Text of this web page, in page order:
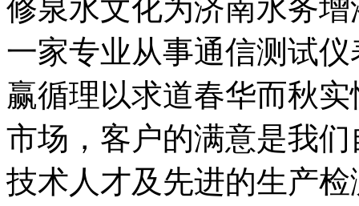
修泉水文化为济南水务
一家专业从事通信测试
赢循理以求道春华而秋
市场，客户的满意是我
技术人才及先进的生产